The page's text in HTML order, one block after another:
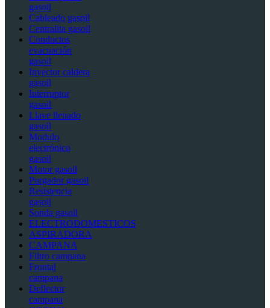
gasoil
Cableado gasoil
Centralita gasoil
Conductos
evacuación
gasoil
Inyector caldera
gasoil
Interruptor
gasoil
Llave llenado
gasoil
Modulo
electrónico
gasoil
Motor gasoil
Purgador gasoil
Resistencia
gasoil
Sonda gasoil
ELECTRODOMESTICOS
ASPIRADORA
CAMPANA
Filtro campana
Frontal
campana
Deflector
campana